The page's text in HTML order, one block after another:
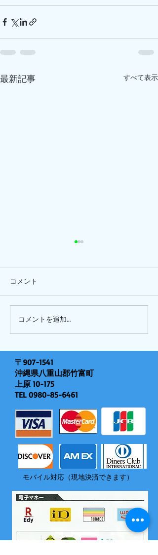
最新記事 すべて表示
ピナイ半日+釣りツアー
コメント
コメントを追加…
〒907-1541
沖縄県八重山郡竹富町
上原 10-175
TEL 0980-85-6461
モバイル対応（現地決済できます）